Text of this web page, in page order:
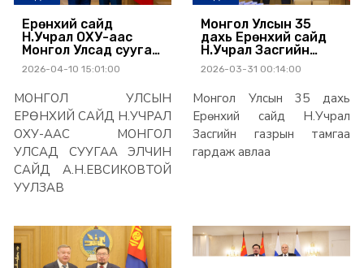
Ерөнхий сайд
Н.Учрал ОХУ-аас
Монгол Улсад суугаа
элчин сайд
А.Н.Евсиковтой
2026-04-10 15:01:00
МОНГОЛ УЛСЫН
ЕРӨНХИЙ САЙД Н.УЧРАЛ
ОХУ-ААС МОНГОЛ
УЛСАД СУУГАА ЭЛЧИН
САЙД А.Н.ЕВСИКОВТОЙ
УУЛЗАВ
Монгол Улсын 35
дахь Ерөнхий сайд
Н.Учрал Засгийн
газрын тамгаа
гардаж авлаа
2026-03-31 00:14:00
Монгол Улсын 35 дахь
Ерөнхий сайд Н.Учрал
Засгийн газрын тамгаа
гардаж авлаа